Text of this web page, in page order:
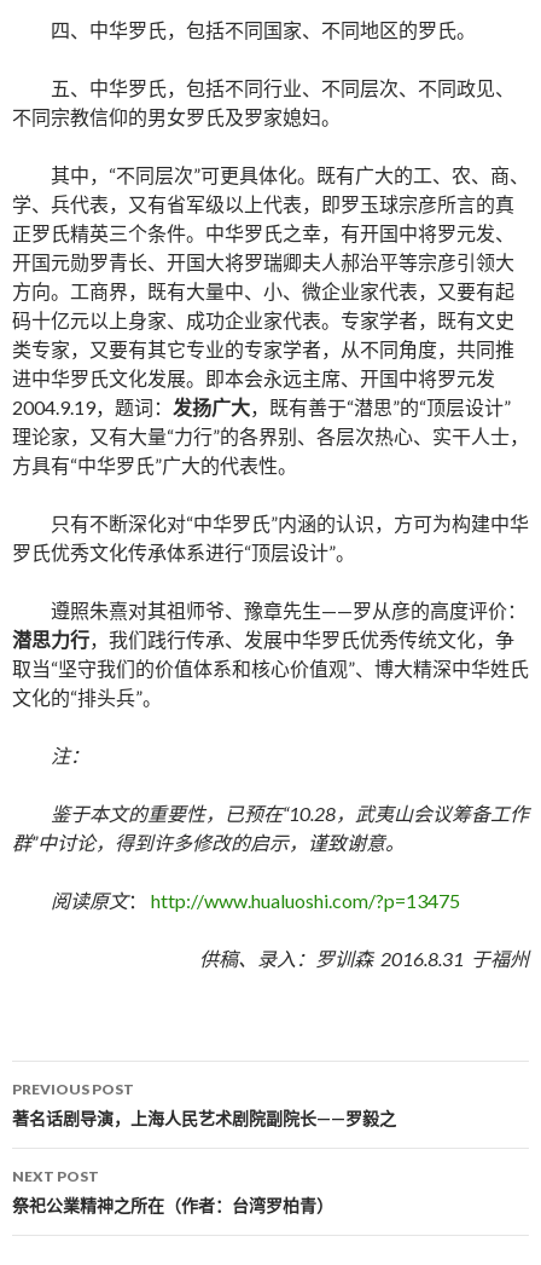
四、中华罗氏，包括不同国家、不同地区的罗氏。
五、中华罗氏，包括不同行业、不同层次、不同政见、
不同宗教信仰的男女罗氏及罗家媳妇。
其中，“不同层次”可更具体化。既有广大的工、农、商、
学、兵代表，又有省军级以上代表，即罗玉球宗彦所言的真
正罗氏精英三个条件。中华罗氏之幸，有开国中将罗元发、
开国元勋罗青长、开国大将罗瑞卿夫人郝治平等宗彦引领大
方向。工商界，既有大量中、小、微企业家代表，又要有起
码十亿元以上身家、成功企业家代表。专家学者，既有文史
类专家，又要有其它专业的专家学者，从不同角度，共同推
进中华罗氏文化发展。即本会永远主席、开国中将罗元发
2004.9.19，题词： 发扬广大，既有善于“潜思”的“顶层设计”
理论家，又有大量“力行”的各界别、各层次热心、实干人士，
方具有“中华罗氏”广大的代表性。
只有不断深化对“中华罗氏”内涵的认识，方可为构建中华
罗氏优秀文化传承体系进行“顶层设计”。
遵照朱熹对其祖师爷、豫章先生——罗从彦的高度评价：
潜思力行，我们践行传承、发展中华罗氏优秀传统文化，争
取当“坚守我们的价值体系和核心价值观”、博大精深中华姓氏
文化的“排头兵”。
注：
鉴于本文的重要性，已预在“10.28，武夷山会议筹备工作
群”中讨论，得到许多修改的启示，谨致谢意。
阅读原文： http://www.hualuoshi.com/?p=13475
供稿、录入：罗训森 2016.8.31 于福州
Post navigation
PREVIOUS POST
著名话剧导演，上海人民艺术剧院副院长——罗毅之
NEXT POST
祭祀公業精神之所在（作者：台湾罗柏青）